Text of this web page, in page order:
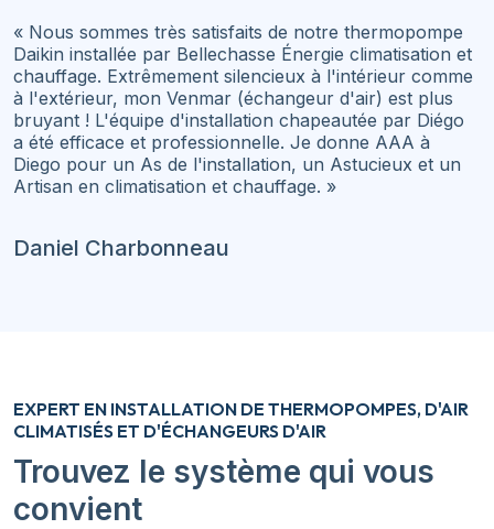
« Nous sommes très satisfaits de notre thermopompe
Daikin installée par Bellechasse Énergie climatisation et
chauffage. Extrêmement silencieux à l'intérieur comme
à l'extérieur, mon Venmar (échangeur d'air) est plus
bruyant ! L'équipe d'installation chapeautée par Diégo
a été efficace et professionnelle. Je donne AAA à
Diego pour un As de l'installation, un Astucieux et un
Artisan en climatisation et chauffage. »
Daniel Charbonneau
EXPERT EN INSTALLATION DE THERMOPOMPES, D'AIR
CLIMATISÉS ET D'ÉCHANGEURS D'AIR
Trouvez le système qui vous
convient